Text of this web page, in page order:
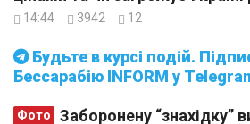
Будьте в курсі подій. Підписуйтесь на
Бессарабію INFORM у
14:44 3942 12
Фото